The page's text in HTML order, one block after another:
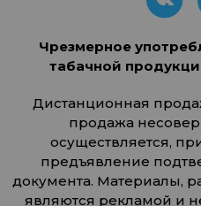
Чрезмерное
табачной
Дистанционная
продажа
осуществляется,
предъявление
документа. Материалы,
являются рекламой и